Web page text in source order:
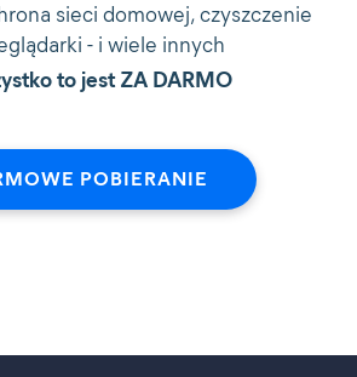
sieci domowej, czyszczenie
- i wiele innych
to jest ZA DARMO
POBIERANIE